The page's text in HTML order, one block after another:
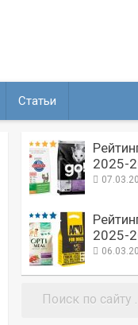
Статьи
2025-
2025-
Поиск: